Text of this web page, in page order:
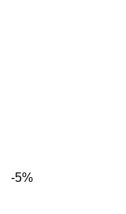
-5%